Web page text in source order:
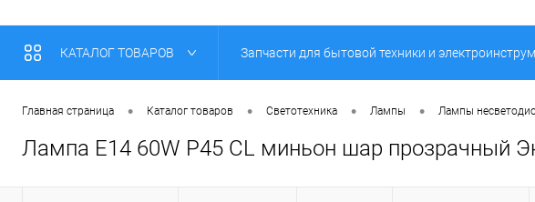
КАТАЛОГ ТОВАРОВ Запчасти для бытовой техники и
Главная страница • Каталог товаров • Светотехника • Лампы • Лампы
Лампа E14 60W P45 CL миньон шар прозрачный